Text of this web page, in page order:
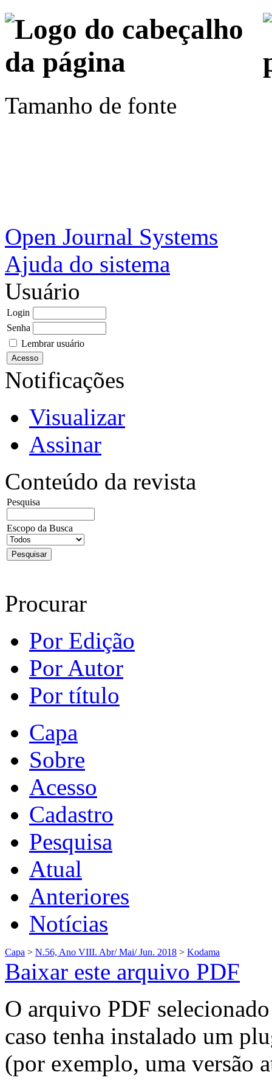
Tamanho de fonte
Open Journal Systems
Ajuda do sistema
Usuário
Login
Senha
Lembrar usuário
Notificações
Visualizar
Assinar
Conteúdo da revista
Pesquisa
Escopo da Busca
Procurar
Por Edição
Por Autor
Por título
Capa
Sobre
Acesso
Cadastro
Pesquisa
Atual
Anteriores
Notícias
Capa > N.56, Ano VIII. Abr/ Mai/ Jun. 2018 > Kodama
Baixar este arquivo PDF
O arquivo PDF
caso tenha instalado um
(por exemplo, uma versão